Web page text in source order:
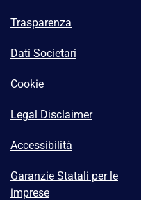
Trasparenza
Dati Societari
Cookie
Legal Disclaimer
Accessibilità
Garanzie Statali per le
imprese